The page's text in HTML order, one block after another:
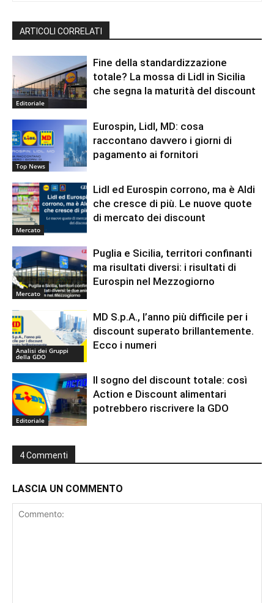
ARTICOLI CORRELATI
Editoriale
Fine della standardizzazione
totale? La mossa di Lidl in Sicilia
che segna la maturità del discount
Top News
Eurospin, Lidl, MD: cosa
raccontano davvero i giorni di
pagamento ai fornitori
Mercato
Lidl ed Eurospin corrono, ma è Aldi
che cresce di più. Le nuove quote
di mercato dei discount
Mercato
Puglia e Sicilia, territori confinanti
ma risultati diversi: i risultati di
Eurospin nel Mezzogiorno
Analisi dei Gruppi
della GDO
MD S.p.A., l’anno più difficile per i
discount superato brillantemente.
Ecco i numeri
Editoriale
Il sogno del discount totale: così
Action e Discount alimentari
potrebbero riscrivere la GDO
4 Commenti
LASCIA UN COMMENTO